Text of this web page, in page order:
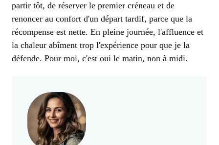
partir tôt, de réserver le premier créneau et de
renoncer au confort d'un départ tardif, parce que la
récompense est nette. En pleine journée, l'affluence et
la chaleur abîment trop l'expérience pour que je la
défende. Pour moi, c'est oui le matin, non à midi.